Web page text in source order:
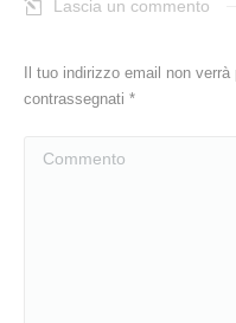
Lascia un commento
Il tuo indirizzo email non
contrassegnati *